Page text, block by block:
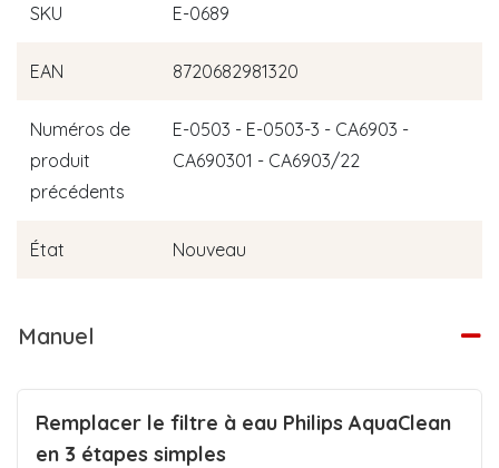
SKU E-0689
EAN 8720682981320
Numéros de
produit
précédents
E-0503 - E-0503-3 - CA6903 -
CA690301 - CA6903/22
État Nouveau
Manuel
Remplacer le filtre à eau Philips AquaClean
en 3 étapes simples